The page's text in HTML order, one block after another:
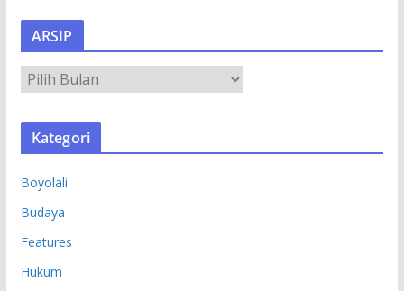
ARSIP
R
S
Kategori
Boyolali
Budaya
Features
Hukum